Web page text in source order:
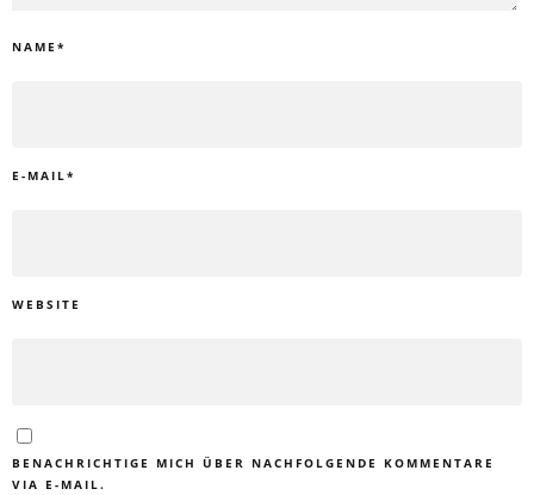
NAME *
E-MAIL*
WEBSITE
BENACHRICHTIGE MICH ÜBER NACHFOLGENDE KOMMENTARE
VIA E-MAIL.